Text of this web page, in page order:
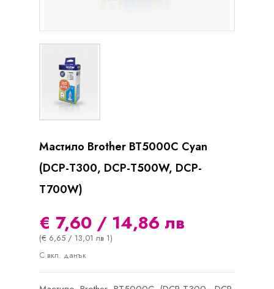
Мастило Brother BT5000C Cyan
(DCP-T300, DCP-T500W, DCP-
T700W)
€ 7,60 / 14,86 лв
(€ 6,65 / 13,01 лв 1)
С вкл. данък